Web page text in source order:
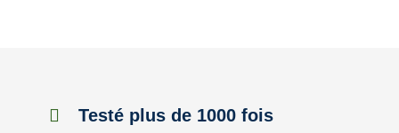
Testé plus de 1000 fois